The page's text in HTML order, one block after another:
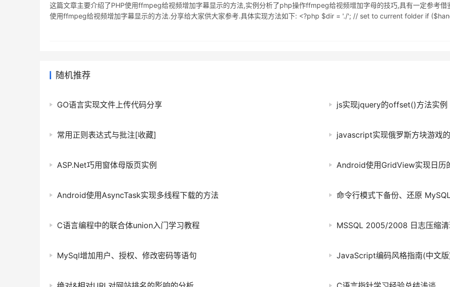
这篇文章主要介绍了PHP使用ffmpeg给视频增加字幕显示的方法,实例分析了php操作ffmpeg给视频增加字母的技巧,具有一定参考借
使用ffmpeg给视频增加字幕显示的方法.分享给大家供大家参考.具体实现方法如下: <?php $dir = './'; // set to current folder if
随机推荐
GO语言实现文件上传代码分享 js实现jquery的offset()方法实例
常用正则表达式与批注[收藏] javascript实现俄罗斯方块游戏
ASP.Net巧用窗体母版页实例 Android使用GridView实现日历
Android使用AsyncTask实现多线程下载的方法 命令行模式下备份、还原
C语言编程中的联合体union入门学习教程 MSSQL 2005/2008 日志压缩清
MySql增加用户、授权、修改密码等语句 JavaScript编码风格指南(中文版